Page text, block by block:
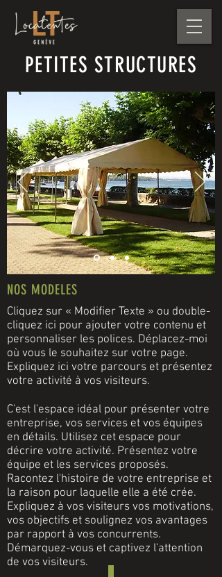
PETITES STRUCTURES
NOS MODELES
Cliquez sur « Modifier Texte » ou double-
cliquez ici pour ajouter votre contenu et
personnaliser les polices. Déplacez-moi
où vous le souhaitez sur votre page.
Expliquez ici votre parcours et présentez
votre activité à vos visiteurs.
C'est l'espace idéal pour présenter votre
entreprise, vos services et vos équipes
en détails. Utilisez cet espace pour
décrire votre activité. Présentez votre
équipe et les services proposés.
Racontez l'histoire de votre entreprise et
la raison pour laquelle elle a été crée.
Expliquez à vos visiteurs vos motivations,
vos objectifs et soulignez vos avantages
par rapport à vos concurrents.
Démarquez-vous et captivez l'attention
de vos visiteurs.